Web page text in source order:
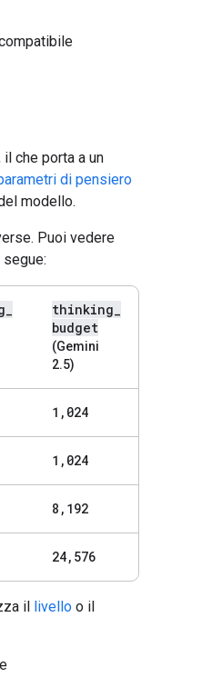
che porta a un
di pensiero
modello.
Puoi vedere
thinking
budget
(Gemini
2.5)
1 , 024
1 , 024
8 , 192
24, 576
il livello o il